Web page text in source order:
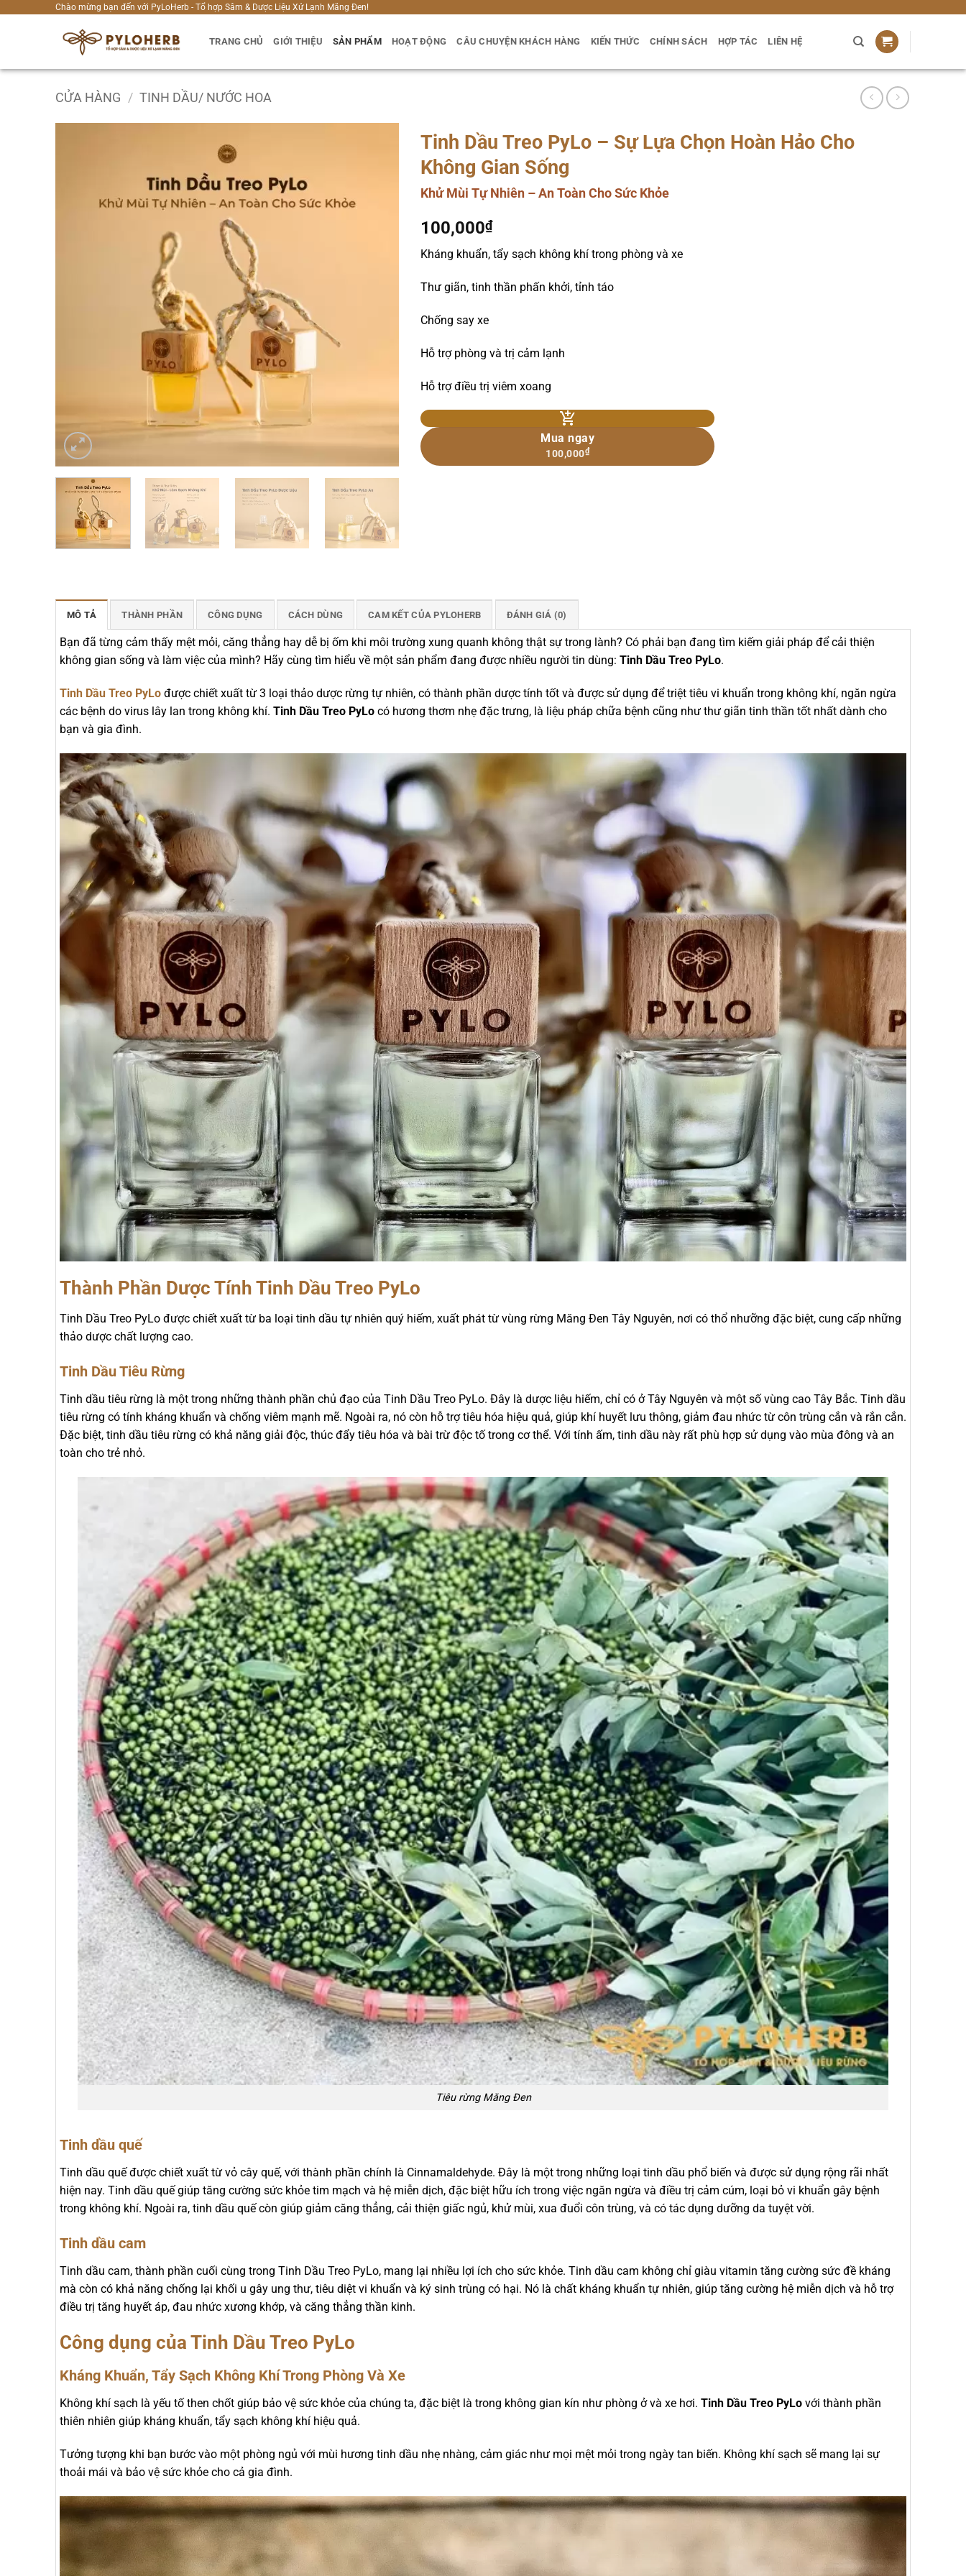
Chào mừng bạn đến với PyLoHerb - Tổ hợp Sâm & Dược Liệu Xứ Lạnh Măng Đen!
TRANG CHỦ GIỚI THIỆU SẢN PHẨM HOẠT ĐỘNG CÂU CHUYỆN KHÁCH HÀNG KIẾN THỨC CHÍNH SÁCH HỢP TÁC LIÊN HỆ
CỬA HÀNG / TINH DẦU/ NƯỚC HOA
Tinh Dầu Treo PyLo – Sự Lựa Chọn Hoàn Hảo Cho
Không Gian Sống
Khử Mùi Tự Nhiên – An Toàn Cho Sức Khỏe
100,000₫
Kháng khuẩn, tẩy sạch không khí trong phòng và xe
Thư giãn, tinh thần phấn khởi, tỉnh táo
Chống say xe
Hỗ trợ phòng và trị cảm lạnh
Hỗ trợ điều trị viêm xoang
Mua ngay
100,000₫
MÔ TẢ THÀNH PHẦN CÔNG DỤNG CÁCH DÙNG CAM KẾT CỦA PYLOHERB ĐÁNH GIÁ (0)
Bạn đã từng cảm thấy mệt mỏi, căng thẳng hay dễ bị ốm khi môi trường xung quanh không thật sự trong lành? Có phải bạn đang tìm kiếm giải pháp để cải thiện
không gian sống và làm việc của mình? Hãy cùng tìm hiểu về một sản phẩm đang được nhiều người tin dùng: Tinh Dầu Treo PyLo.
Tinh Dầu Treo PyLo được chiết xuất từ 3 loại thảo dược rừng tự nhiên, có thành phần dược tính tốt và được sử dụng để triệt tiêu vi khuẩn trong không khí, ngăn ngừa
các bệnh do virus lây lan trong không khí. Tinh Dầu Treo PyLo có hương thơm nhẹ đặc trưng, là liệu pháp chữa bệnh cũng như thư giãn tinh thần tốt nhất dành cho
bạn và gia đình.
Thành Phần Dược Tính Tinh Dầu Treo PyLo
Tinh Dầu Treo PyLo được chiết xuất từ ba loại tinh dầu tự nhiên quý hiếm, xuất phát từ vùng rừng Măng Đen Tây Nguyên, nơi có thổ nhưỡng đặc biệt, cung cấp những
thảo dược chất lượng cao.
Tinh Dầu Tiêu Rừng
Tinh dầu tiêu rừng là một trong những thành phần chủ đạo của Tinh Dầu Treo PyLo. Đây là dược liệu hiếm, chỉ có ở Tây Nguyên và một số vùng cao Tây Bắc. Tinh dầu
tiêu rừng có tính kháng khuẩn và chống viêm mạnh mẽ. Ngoài ra, nó còn hỗ trợ tiêu hóa hiệu quả, giúp khí huyết lưu thông, giảm đau nhức từ côn trùng cắn và rắn cắn.
Đặc biệt, tinh dầu tiêu rừng có khả năng giải độc, thúc đẩy tiêu hóa và bài trừ độc tố trong cơ thể. Với tính ấm, tinh dầu này rất phù hợp sử dụng vào mùa đông và an
toàn cho trẻ nhỏ.
Tiêu rừng Măng Đen
Tinh dầu quế
Tinh dầu quế được chiết xuất từ vỏ cây quế, với thành phần chính là Cinnamaldehyde. Đây là một trong những loại tinh dầu phổ biến và được sử dụng rộng rãi nhất
hiện nay. Tinh dầu quế giúp tăng cường sức khỏe tim mạch và hệ miễn dịch, đặc biệt hữu ích trong việc ngăn ngừa và điều trị cảm cúm, loại bỏ vi khuẩn gây bệnh
trong không khí. Ngoài ra, tinh dầu quế còn giúp giảm căng thẳng, cải thiện giấc ngủ, khử mùi, xua đuổi côn trùng, và có tác dụng dưỡng da tuyệt vời.
Tinh dầu cam
Tinh dầu cam, thành phần cuối cùng trong Tinh Dầu Treo PyLo, mang lại nhiều lợi ích cho sức khỏe. Tinh dầu cam không chỉ giàu vitamin tăng cường sức đề kháng
mà còn có khả năng chống lại khối u gây ung thư, tiêu diệt vi khuẩn và ký sinh trùng có hại. Nó là chất kháng khuẩn tự nhiên, giúp tăng cường hệ miễn dịch và hỗ trợ
điều trị tăng huyết áp, đau nhức xương khớp, và căng thẳng thần kinh.
Công dụng của Tinh Dầu Treo PyLo
Kháng Khuẩn, Tẩy Sạch Không Khí Trong Phòng Và Xe
Không khí sạch là yếu tố then chốt giúp bảo vệ sức khỏe của chúng ta, đặc biệt là trong không gian kín như phòng ở và xe hơi. Tinh Dầu Treo PyLo với thành phần
thiên nhiên giúp kháng khuẩn, tẩy sạch không khí hiệu quả.
Tưởng tượng khi bạn bước vào một phòng ngủ với mùi hương tinh dầu nhẹ nhàng, cảm giác như mọi mệt mỏi trong ngày tan biến. Không khí sạch sẽ mang lại sự
thoải mái và bảo vệ sức khỏe cho cả gia đình.